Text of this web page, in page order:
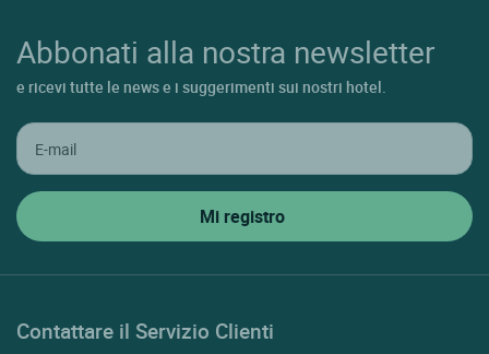
Abbonati alla nostra newsletter
e ricevi tutte le news e i suggerimenti sui nostri hotel.
Contattare il Servizio Clienti